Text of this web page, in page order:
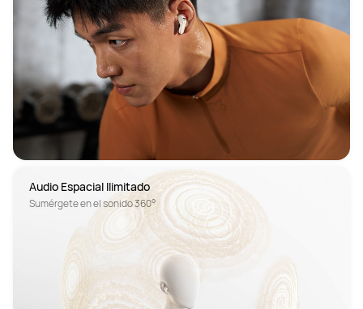
Audio Espacial Ilimitado
Sumérgete en el sonido 360°